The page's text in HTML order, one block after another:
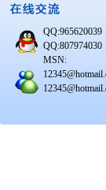
QQ:965620039
QQ:807974030
MSN: